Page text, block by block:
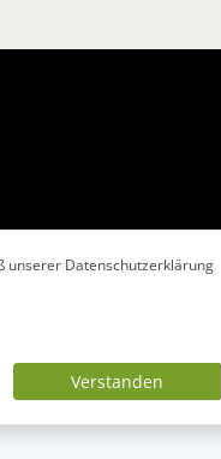
unserer Datenschutzerklärung
Verstanden